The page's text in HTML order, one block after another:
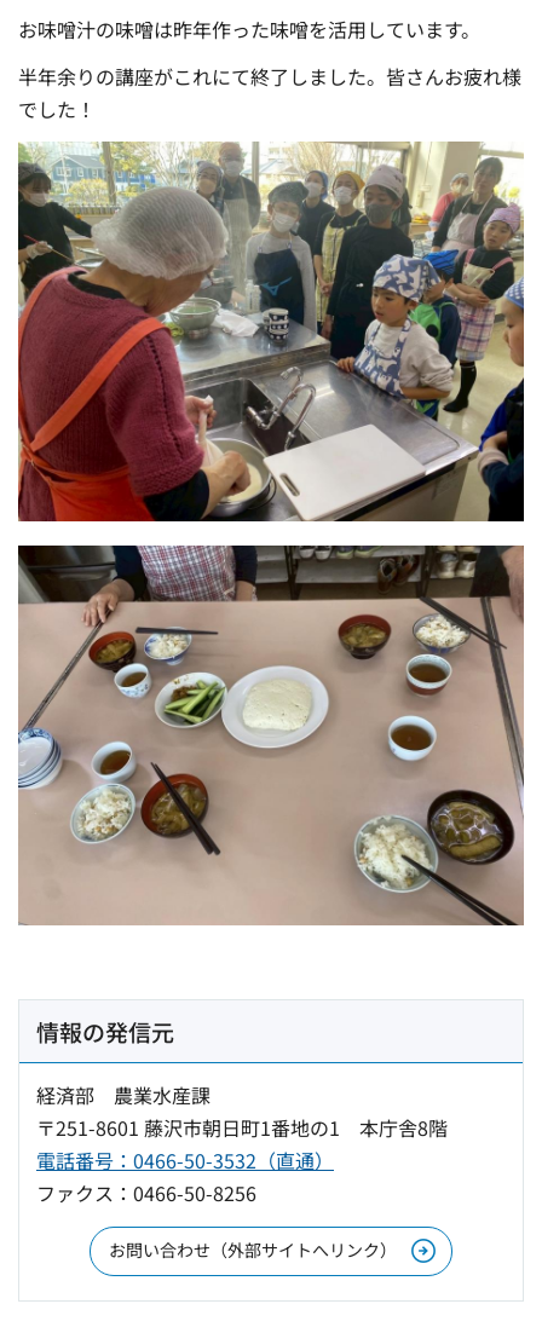
お味噌汁の味噌は昨年作った味噌を活用しています。
半年余りの講座がこれにて終了しました。皆さんお疲れ様
でした！
情報の発信元
経済部 農業水産課
〒251-8601 藤沢市朝日町1番地の1 本庁舎8階
電話番号：0466-50-3532（直通）
ファクス：0466-50-8256
お問い合わせ（外部サイトへリンク）